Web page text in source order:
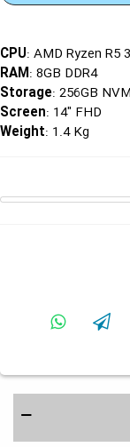
CPU: AMD Ryzen R5
RAM: 8GB DDR4
Storage: 256GB
Screen: 14" FHD
Weight: 1.4 Kg